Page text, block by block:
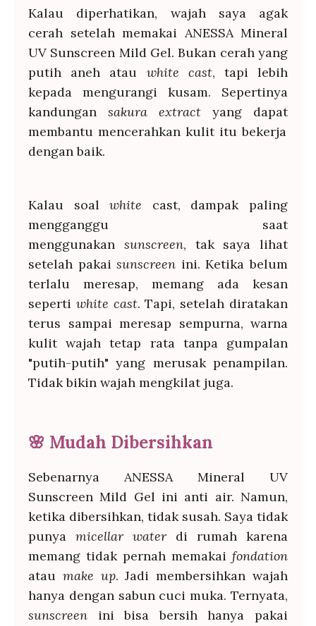
Kalau diperhatikan, wajah saya agak
cerah setelah memakai ANESSA Mineral
UV Sunscreen Mild Gel. Bukan cerah yang
putih aneh atau white cast, tapi lebih
kepada mengurangi kusam. Sepertinya
kandungan sakura extract yang dapat
membantu mencerahkan kulit itu bekerja
dengan baik.
Kalau soalwhite cast, dampak paling
mengganggu saat
menggunakan sunscreen, tak saya lihat
setelah pakaisunscreen ini. Ketika belum
terlalu meresap, memang ada kesan
seperti white cast. Tapi, setelah diratakan
terus sampai meresap sempurna, warna
kulit wajah tetap rata tanpa gumpalan
"putih-putih" yang merusak penampilan.
Tidak bikin wajah mengkilat juga.
🌸 Mudah Dibersihkan
Sebenarnya ANESSA Mineral UV
Sunscreen Mild Gel ini anti air. Namun,
ketika dibersihkan, tidak susah. Saya tidak
punya micellar water di rumah karena
memang tidak pernah memakai fondation
atau make up. Jadi membersihkan wajah
hanya dengan sabun cuci muka. Ternyata,
sunscreen ini bisa bersih hanya pakai